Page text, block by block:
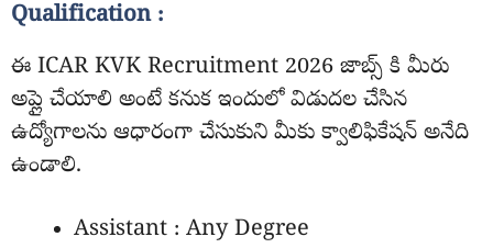
Qualification :
ఈ ICAR KVK Recruitment 2026 జాబ్స్ కి మీరు
అప్లై చేయాలి అంటే కనుక ఇందులో విడుదల చేసిన
ఉద్యోగాలను ఆధారంగా చేసుకుని మీకు క్వాలిఫికేషన్ అనేది
ఉండాలి.
Assistant : Any Degree